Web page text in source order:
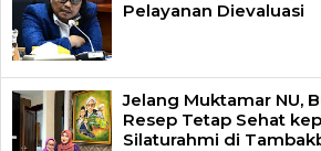
Pelayanan Dievaluasi
Jelang Muktamar NU,
Resep Tetap Sehat
Silaturahmi di